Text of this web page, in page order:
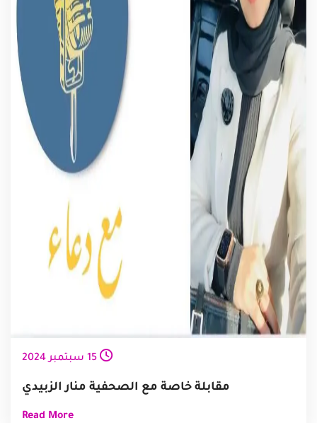
15 سبتمبر 2024
مقابلة خاصة مع الصحفية منار الزبيدي
Read More